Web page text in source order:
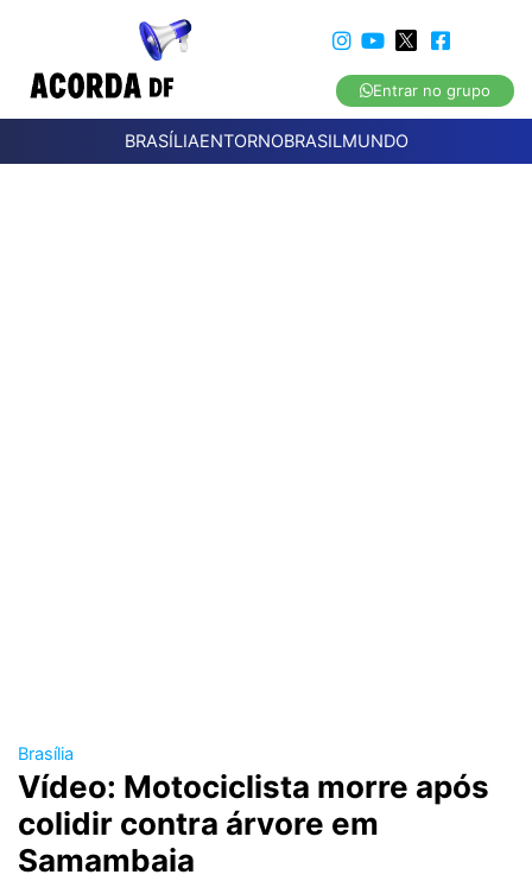
Entrar no grupo
BRASÍLIAENTORNOBRASILMUNDO
Brasília
Vídeo: Motociclista morre após
colidir contra árvore em
Samambaia